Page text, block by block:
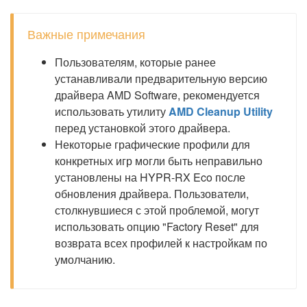
Важные примечания
Пользователям, которые ранее
устанавливали предварительную версию
драйвера AMD Software, рекомендуется
использовать утилитуAMD Cleanup Utility
перед установкой этого драйвера.
Некоторые графические профили для
конкретных игр могли быть неправильно
установлены на HYPR-RX Eco после
обновления драйвера. Пользователи,
столкнувшиеся с этой проблемой, могут
использовать опцию "Factory Reset" для
возврата всех профилей к настройкам по
умолчанию.